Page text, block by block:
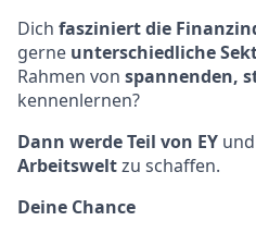
Dich fasziniert die
gerne unterschiedliche
Rahmen von spannenden,
kennenlernen?
Dann werde Teil von EY
Arbeitsweltzu schaffen.
Deine Chance